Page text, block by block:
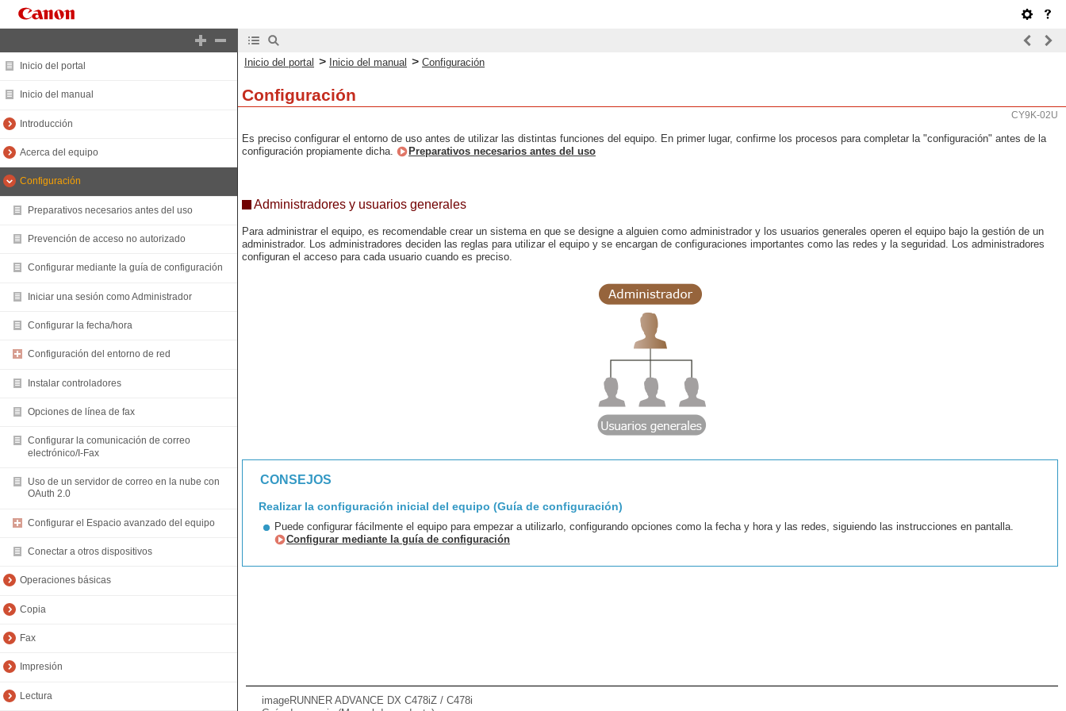
Inicio del portal
Inicio del manual
Introducción
Acerca del equipo
Configuración
Preparativos necesarios antes del uso
Prevención de acceso no autorizado
Configurar mediante la guía de configuración
Iniciar una sesión como Administrador
Configurar la fecha/hora
Configuración del entorno de red
Instalar controladores
Opciones de línea de fax
Configurar la comunicación de correo
electrónico/I-Fax
Uso de un servidor de correo en la nube con
OAuth 2.0
Configurar el Espacio avanzado del equipo
Conectar a otros dispositivos
Operaciones básicas
Copia
Fax
Impresión
Lectura
Inicio del portal > Inicio del manual > Configuración
Configuración
CY9K-02U
Es preciso configurar el entorno de uso antes de utilizar las distintas funciones del equipo. En primer lugar, confirme los procesos para completar la "configuración" antes de la
configuración propiamente dicha.
Preparativos necesarios antes del uso
Administradores y usuarios generales
Para administrar el equipo, es recomendable crear un sistema en que se designe a alguien como administrador y los usuarios generales operen el equipo bajo la gestión de un
administrador. Los administradores deciden las reglas para utilizar el equipo y se encargan de configuraciones importantes como las redes y la seguridad. Los administradores
configuran el acceso para cada usuario cuando es preciso.
CONSEJOS
Realizar la configuración inicial del equipo (Guía de configuración)
Puede configurar fácilmente el equipo para empezar a utilizarlo, configurando opciones como la fecha y hora y las redes, siguiendo las instrucciones en pantalla.
Configurar mediante la guía de configuración
imageRUNNER ADVANCE DX C478iZ / C478i